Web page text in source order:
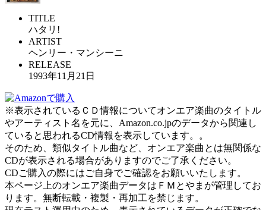
TITLE
ハタリ!
ARTIST
ヘンリー・マンシーニ
RELEASE
1993年11月21日
※表示されているＣＤ情報についてオンエア楽曲のタイトル
やアーティスト名を元に、Amazon.co.jpのデータから関連し
ていると思われるCD情報を表示しています。。
そのため、類似タイトル曲など、オンエア楽曲とは無関係な
CDが表示される場合がありますのでご了承ください。
CDご購入の際にはご自身でご確認をお願いいたします。
本ページ上のオンエア楽曲データはＦＭとやまが管理してお
ります。無断転載・複製・再加工を禁じます。